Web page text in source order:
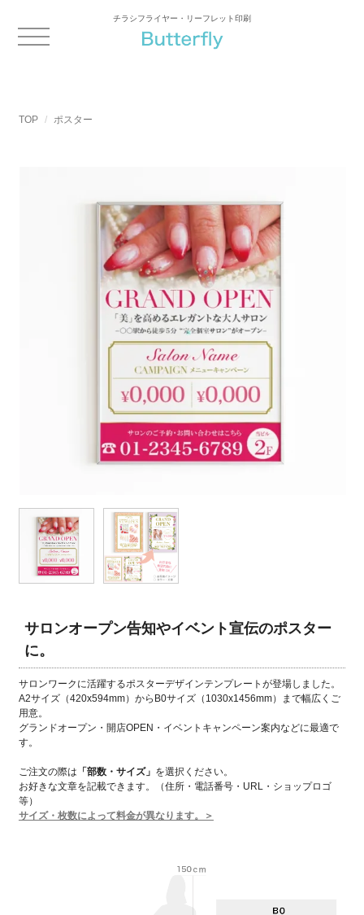
チラシフライヤー・リーフレット印刷
TOP ポスター
サロンオープン告知やイベント宣伝のポスター
に。
サロンワークに活躍するポスターデザインテンプレートが登場しました。
A2サイズ（420x594mm）からB0サイズ（1030x1456mm）まで幅広くご
用意。
グランドオープン・開店OPEN・イベントキャンペーン案内などに最適で
す。
ご注文の際は 「部数・サイズ」 を選択ください。
お好きな文章を記載できます。（住所・電話番号・URL・ショップロゴ
等）
サイズ・枚数によって料金が異なります。＞